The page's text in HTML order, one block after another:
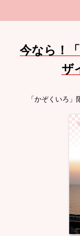
今なら！
ザ
「かぞくいろ